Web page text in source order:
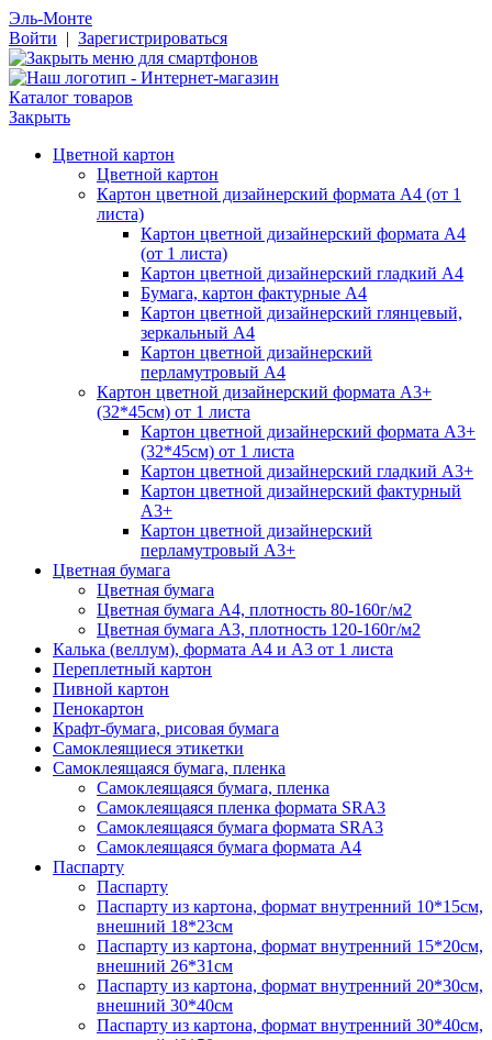
Эль-Монте
Войти | Зарегистрироваться
Каталог товаров
Закрыть
Цветной картон
Цветной картон
Картон цветной дизайнерский формата А4 (от 1
листа)
Картон цветной дизайнерский формата А4
(от 1 листа)
Картон цветной дизайнерский гладкий А4
Бумага, картон фактурные А4
Картон цветной дизайнерский глянцевый,
зеркальный А4
Картон цветной дизайнерский
перламутровый А4
Картон цветной дизайнерский формата А3+
(32*45см) от 1 листа
Картон цветной дизайнерский формата А3+
(32*45см) от 1 листа
Картон цветной дизайнерский гладкий А3+
Картон цветной дизайнерский фактурный
А3+
Картон цветной дизайнерский
перламутровый А3+
Цветная бумага
Цветная бумага
Цветная бумага А4, плотность 80-160г/м2
Цветная бумага А3, плотность 120-160г/м2
Калька (веллум), формата А4 и А3 от 1 листа
Переплетный картон
Пивной картон
Пенокартон
Крафт-бумага, рисовая бумага
Самоклеящиеся этикетки
Самоклеящаяся бумага, пленка
Самоклеящаяся бумага, пленка
Самоклеящаяся пленка формата SRА3
Самоклеящаяся бумага формата SRА3
Самоклеящаяся бумага формата А4
Паспарту
Паспарту
Паспарту из картона, формат внутренний 10*15см,
внешний 18*23см
Паспарту из картона, формат внутренний 15*20см,
внешний 26*31см
Паспарту из картона, формат внутренний 20*30см,
внешний 30*40см
Паспарту из картона, формат внутренний 30*40см,